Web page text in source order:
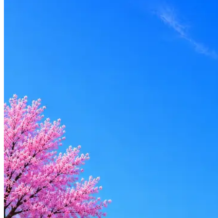
СК ВЕРТИКАЛЬ
2активные вакансии
Оффер быстрее с Эйч
Стратегия поиска с AI: рынки, позиции, вилка, каналы
Резюме под ATS-фильтры
Ежедневный подбор из 600+ источников
AI-адаптация отклика под вакансию
AI генерация сопроводительных писем